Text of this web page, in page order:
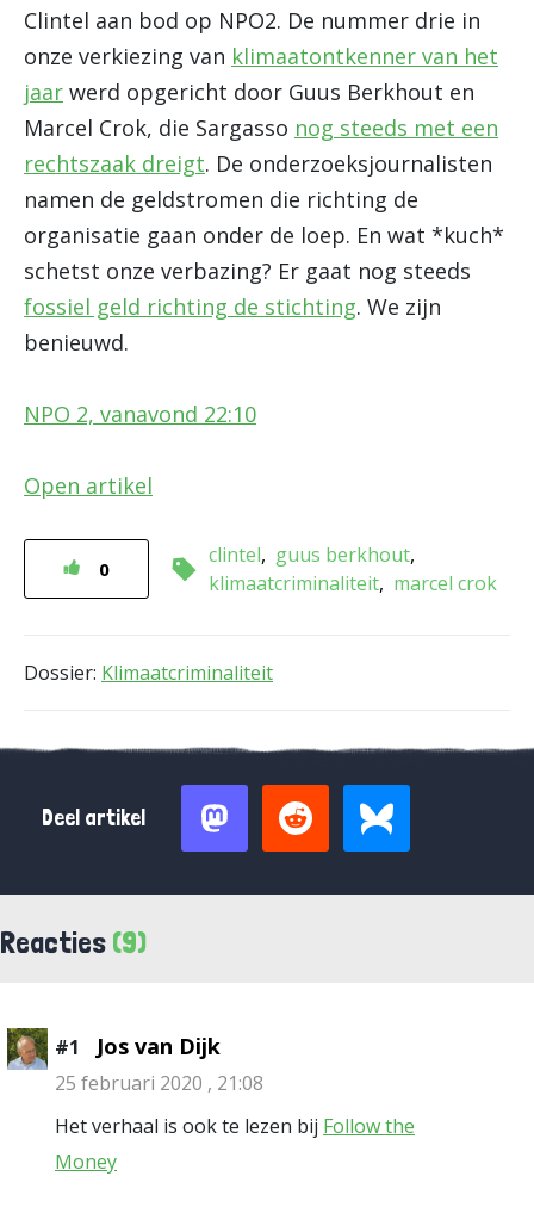
Clintel aan bod op NPO2. De nummer drie in
onze verkiezing van klimaatontkenner van het
jaar werd opgericht door Guus Berkhout en
Marcel Crok, die Sargasso nog steeds met een
rechtszaak dreigt. De onderzoeksjournalisten
namen de geldstromen die richting de
organisatie gaan onder de loep. En wat *kuch*
schetst onze verbazing? Er gaat nog steeds
fossiel geld richting de stichting. We zijn
benieuwd.
NPO 2, vanavond 22:10
Open artikel
0
clintel
guus berkhout
klimaatcriminaliteit marcel crok
Dossier: Klimaatcriminaliteit
Deel artikel
Reacties (9)
#1 Jos van Dijk
25 februari 2020 , 21:08
Het verhaal is ook te lezen bij Follow the
Money